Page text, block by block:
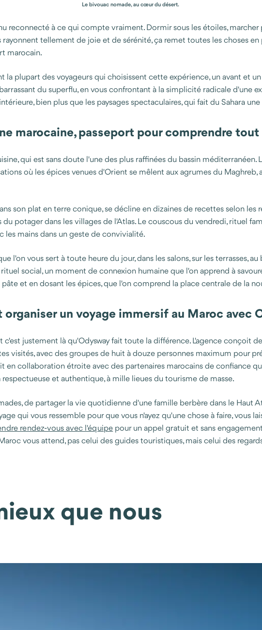
Le bivouac nomade, au cœur du désert.
reconnecté à ce qui compte vraiment. Dormir sous les étoiles,
tellement de joie et de sérénité, ça remet toutes les choses
marocain.
plupart des voyageurs qui choisissent cette expérience, un avant et
du superflu, en vous confrontant à la simplicité radicale d'une
bien plus que les paysages spectaculaires, qui fait du Sahara
marocaine, passeport pour comprendre tout
qui est sans doute l'une des plus raffinées du bassin méditerranéen.
où les épices venues d'Orient se mêlent aux agrumes du
son plat en terre conique, se décline en dizaines de recettes selon les
du potager dans les villages de l'Atlas. Le couscous du vendredi, rituel
mains dans un geste de convivialité.
l'on vous sert à toute heure du jour, dans les salons, sur les terrasses,
social, un moment de connexion humaine que l'on apprend à
et en dosant les épices, que l'on comprend la place centrale de la
un voyage immersif au Maroc avec
justement là qu'Odysway fait toute la différence. L'agence conçoit
visités, avec des groupes de huit à douze personnes maximum pour
en collaboration étroite avec des partenaires marocains de confiance
et authentique, à mille lieues du tourisme de masse.
de partager la vie quotidienne d'une famille berbère dans le Haut
qui vous ressemble pour que vous n'ayez qu'une chose à faire, vous
rendez-vous avec l'équipe pour un appel gratuit et sans
vous attend, pas celui des guides touristiques, mais celui des
que nous